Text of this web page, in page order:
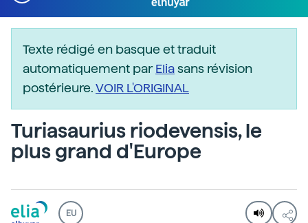
Texte rédigé en basque et traduit
automatiquement parEliasans révision
postérieure.VOIR L'ORIGINAL
Turiasaurius riodevensis, le
plus grand d'Europe
EU